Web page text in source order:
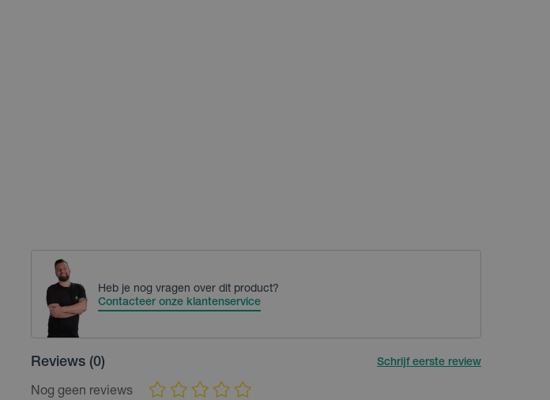
Heb je nog vragen over dit product?
Contacteer onze klantenservice
Reviews (0) Schrijf eerste review
Nog geen reviews